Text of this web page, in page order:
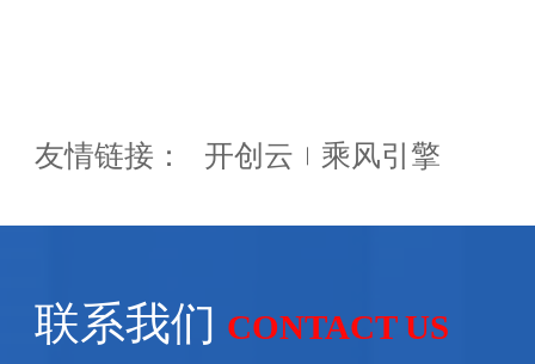
友情链接： 开创云 乘风引擎
联系我们 CONTACT US